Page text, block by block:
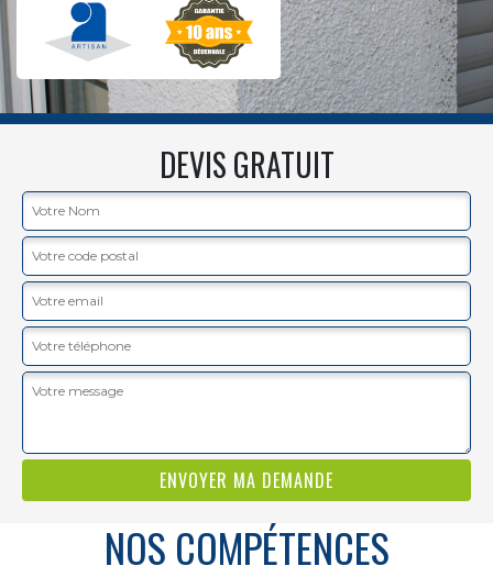
DEVIS GRATUIT
NOS COMPÉTENCES